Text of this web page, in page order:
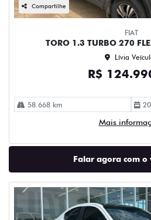
Compartilhe
FIAT
TORO 1.3 TURBO 270
Lívia
R$
58.668 km
Mais
Falar agora com o